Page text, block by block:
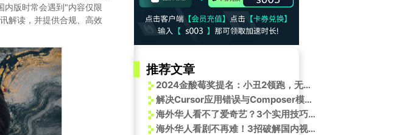
内版时常会遇到"内容仅限
解读，并提供合规、高效
推荐文章
2024金酸莓奖提名：小丑2领跑，无主之地成最大输家
解决Cursor应用错误与Composer模式卡顿问题，提升编程效率
海外华人看不了爱奇艺？3个实用技巧轻松解除地区限制，喜剧之王单口季全程追更
海外华人看剧不再难！3招破解国内视频平台地区限制